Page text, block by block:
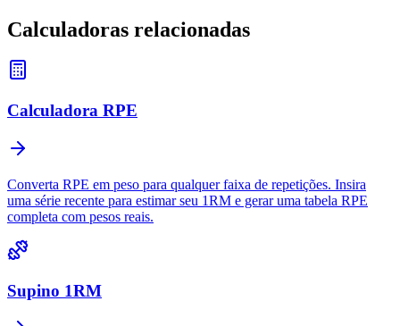
Calculadoras relacionadas
Calculadora RPE
Converta RPE em peso para qualquer faixa de repetições. Insira
uma série recente para estimar seu 1RM e gerar uma tabela RPE
completa com pesos reais.
Supino 1RM